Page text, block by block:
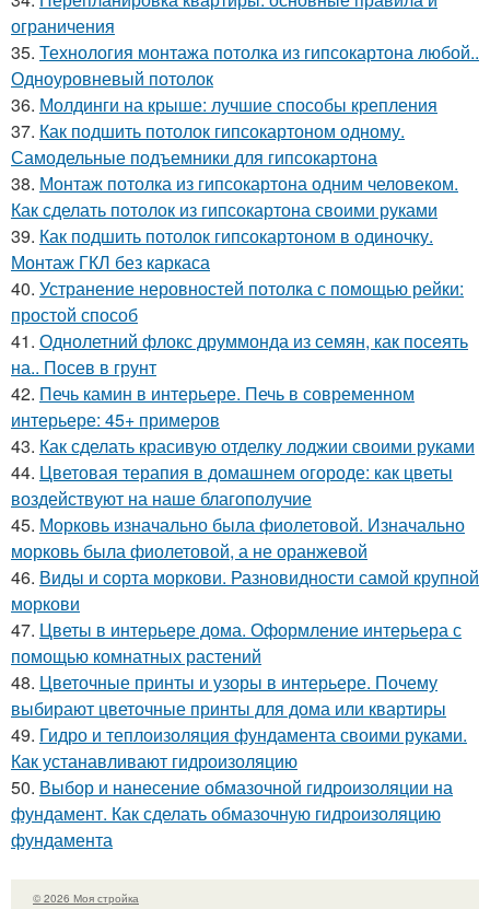
ограничения
35. Технология монтажа потолка из гипсокартона любой..
Одноуровневый потолок
36. Молдинги на крыше: лучшие способы крепления
37. Как подшить потолок гипсокартоном одному.
Самодельные подъемники для гипсокартона
38. Монтаж потолка из гипсокартона одним человеком.
Как сделать потолок из гипсокартона своими руками
39. Как подшить потолок гипсокартоном в одиночку.
Монтаж ГКЛ без каркаса
40. Устранение неровностей потолка с помощью рейки:
простой способ
41. Однолетний флокс друммонда из семян, как посеять
на.. Посев в грунт
42. Печь камин в интерьере. Печь в современном
интерьере: 45+ примеров
43. Как сделать красивую отделку лоджии своими руками
44. Цветовая терапия в домашнем огороде: как цветы
воздействуют на наше благополучие
45. Морковь изначально была фиолетовой. Изначально
морковь была фиолетовой, а не оранжевой
46. Виды и сорта моркови. Разновидности самой крупной
моркови
47. Цветы в интерьере дома. Оформление интерьера с
помощью комнатных растений
48. Цветочные принты и узоры в интерьере. Почему
выбирают цветочные принты для дома или квартиры
49. Гидро и теплоизоляция фундамента своими руками.
Как устанавливают гидроизоляцию
50. Выбор и нанесение обмазочной гидроизоляции на
фундамент. Как сделать обмазочную гидроизоляцию
фундамента
© 2026 Моя стройка